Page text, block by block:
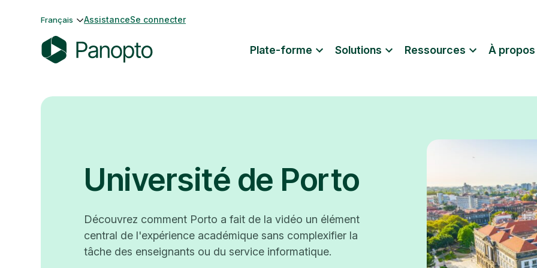
Français AssistanceSe connecter
n
Plate-forme Solutions Ressources À propos
Université de Porto
Découvrez comment Porto a fait de la vidéo un élément
central de l'expérience académique sans complexifier la
tâche des enseignants ou du service informatique.